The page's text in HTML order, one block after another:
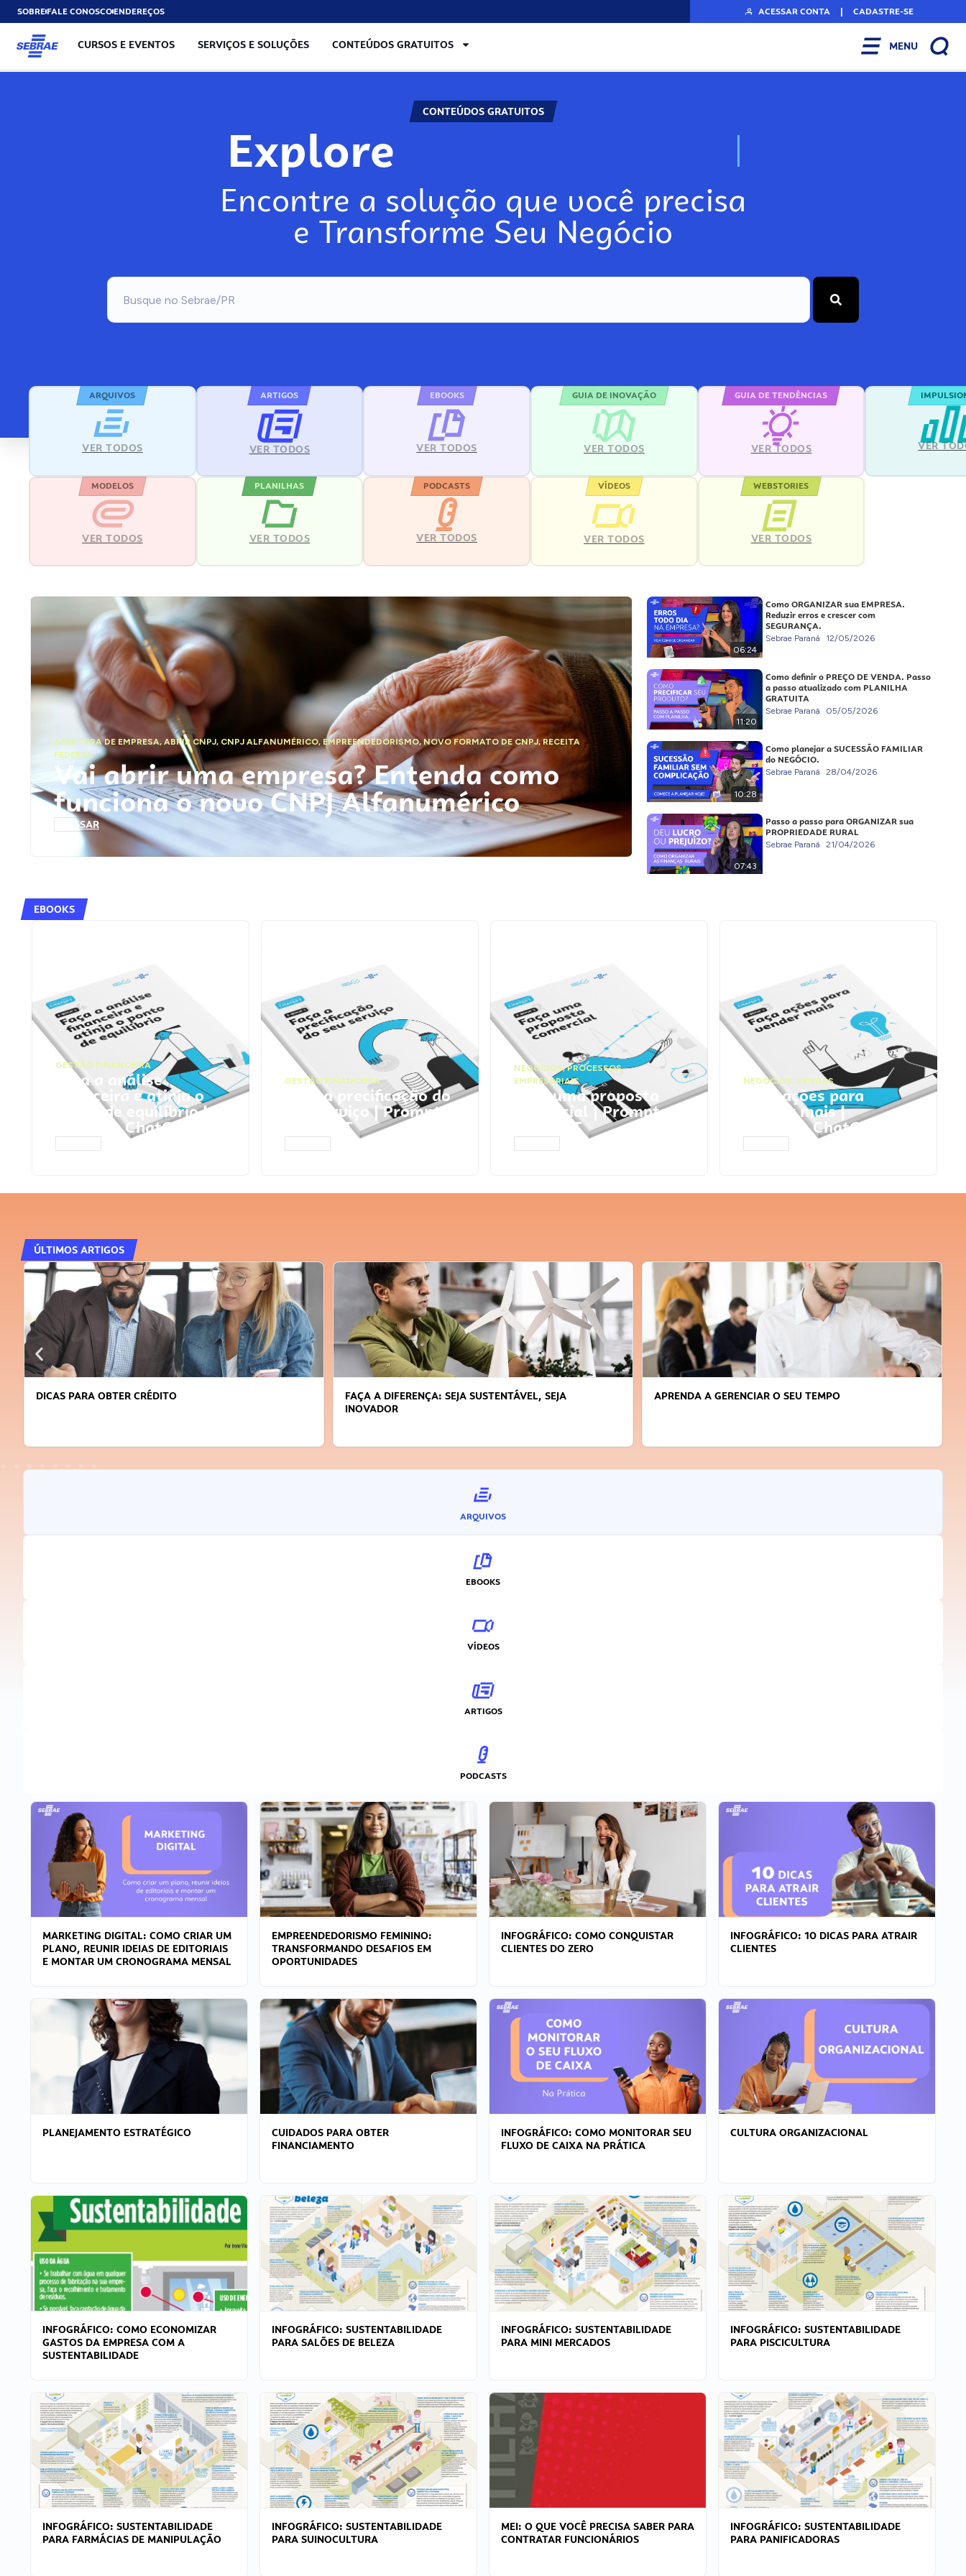
SOBREFALE CONOSCOENDEREÇOS ACESSAR CONTA | CADASTRE-SE
CURSOS E EVENTOS SERVIÇOS E SOLUÇÕES CONTEÚDOS GRATUITOS MENU
CONTEÚDOS GRATUITOS
Explore N
Encontre a solução que você precisa
e Transforme Seu Negócio
ARQUIVOS
VER TODOS
ARTIGOS
VER TODOS
EBOOKS
VER TODOS
GUIA DE INOVAÇÃO
VER TODOS
GUIA DE TENDÊNCIAS
VER TODOS VER
MODELOS
VER TODOS
PLANILHAS
VER TODOS
PODCASTS
VER TODOS
VÍDEOS
VER TODOS
WEBSTORIES
VER TODOS
ABERTURA DE EMPRESA,ABRIR CNPJ, CNPJ ALFANUMÉRICO, EMPREENDEDORISMO,NOVO FORMATO DE CNPJ,RECEITA
FEDERAL
Vai abrir uma empresa? Entenda como
funciona o novo CNPJ Alfanumérico
ACESSAR
06:24
Como ORGANIZAR sua EMPRESA.
Reduzir erros e crescer com
SEGURANÇA.
Sebrae Paraná 12/05/2026
11:20
Como definir o PREÇO DE VENDA. Passo
a passo atualizado com PLANILHA
GRATUITA
Sebrae Paraná 05/05/2026
10:28
Como planejar a SUCESSÃO FAMILIAR
do NEGÓCIO.
Sebrae Paraná 28/04/2026
07:43
Passo a passo para ORGANIZAR sua
PROPRIEDADE RURAL
Sebrae Paraná 21/04/2026
EBOOKS
GESTÃO FINANCEIRA
Faça a análise
financeira e atinja o
ponto de equilíbrio |
Prompts ChatGPT
GESTÃO FINANCEIRA
Faça a precificação do
seu serviço | Prompts
ChatGPT
NEGÓCIOS,PROCESSOS
EMPRESARIAIS
Faça uma proposta
comercial | Prompts
ChatGPT
NEGÓCIOS, VENDAS
Faça ações para
vender mais |
Prompts ChatGPT
ÚLTIMOS ARTIGOS
DICAS PARA OBTER CRÉDITO
FAÇA A DIFERENÇA: SEJA SUSTENTÁVEL, SEJA
INOVADOR
APRENDA A GERENCIAR O SEU TEMPO
ARQUIVOS
EBOOKS
VÍDEOS
ARTIGOS
PODCASTS
MARKETING DIGITAL: COMO CRIAR UM
PLANO, REUNIR IDEIAS DE EDITORIAIS
E MONTAR UM CRONOGRAMA MENSAL
EMPREENDEDORISMO FEMININO:
TRANSFORMANDO DESAFIOS EM
OPORTUNIDADES
INFOGRÁFICO: COMO CONQUISTAR
CLIENTES DO ZERO
INFOGRÁFICO: 10 DICAS PARA ATRAIR
CLIENTES
PLANEJAMENTO ESTRATÉGICO
CUIDADOS PARA OBTER
FINANCIAMENTO
INFOGRÁFICO: COMO MONITORAR SEU
FLUXO DE CAIXA NA PRÁTICA
CULTURA ORGANIZACIONAL
INFOGRÁFICO: COMO ECONOMIZAR
GASTOS DA EMPRESA COM A
SUSTENTABILIDADE
INFOGRÁFICO: SUSTENTABILIDADE
PARA SALÕES DE BELEZA
INFOGRÁFICO: SUSTENTABILIDADE
PARA MINI MERCADOS
INFOGRÁFICO: SUSTENTABILIDADE
PARA PISCICULTURA
INFOGRÁFICO: SUSTENTABILIDADE
PARA FARMÁCIAS DE MANIPULAÇÃO
INFOGRÁFICO: SUSTENTABILIDADE
PARA SUINOCULTURA
MEI: O QUE VOCÊ PRECISA SABER PARA
CONTRATAR FUNCIONÁRIOS
INFOGRÁFICO: SUSTENTABILIDADE
PARA PANIFICADORAS